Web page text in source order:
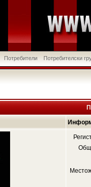
Потребители Потребителски